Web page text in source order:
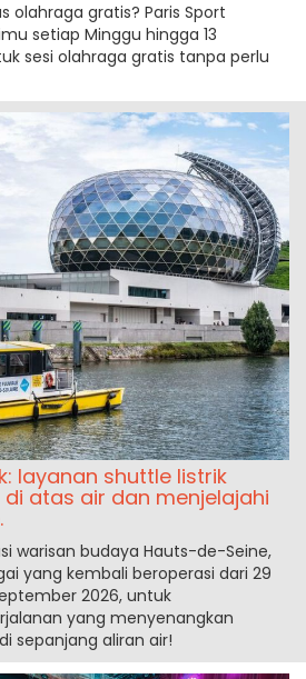
olahraga gratis? Paris Sport
setiap Minggu hingga 13
sesi olahraga gratis tanpa perlu
layanan shuttle listrik
di atas air dan menjelajahi
warisan budaya Hauts-de-Seine,
yang kembali beroperasi dari 29
2026, untuk
yang menyenangkan
sepanjang aliran air!